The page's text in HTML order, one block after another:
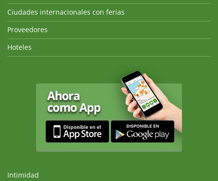
Ciudades internacionales con ferias
Proveedores
Hoteles
Intimidad